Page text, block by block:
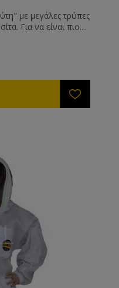
με μεγάλες τρύπες
Για να είναι πιο
μήνες του
στρόγγυλο καπέλο
με φερμουάρ.